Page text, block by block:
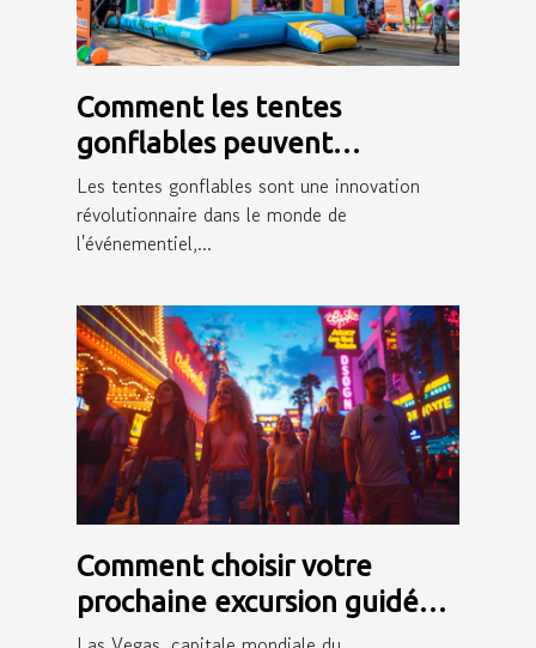
Comment les tentes
gonflables peuvent
dynamiser votre présence
événementielle
Les tentes gonflables sont une innovation
révolutionnaire dans le monde de
l'événementiel,...
Comment choisir votre
prochaine excursion guidée
en français à Las Vegas